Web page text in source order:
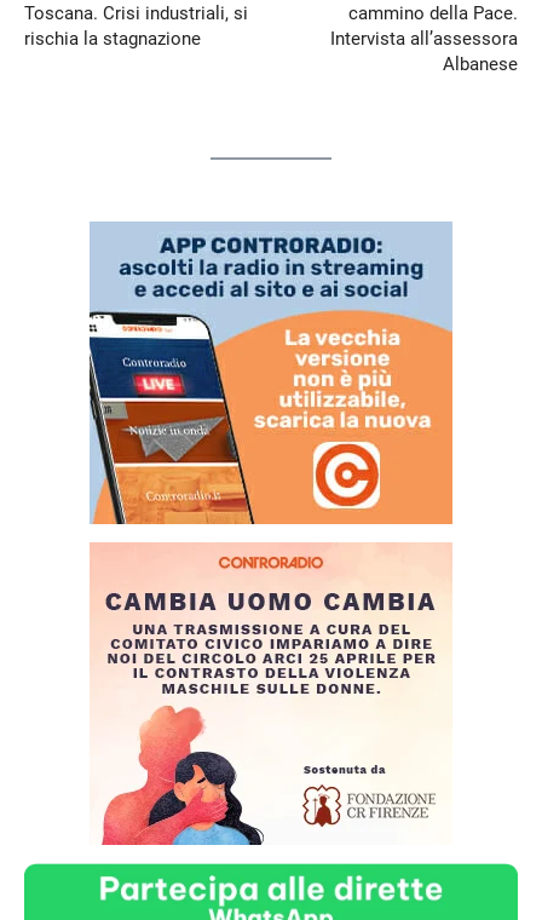
Toscana. Crisi industriali, si
rischia la stagnazione
cammino della Pace.
Intervista all’assessora
Albanese